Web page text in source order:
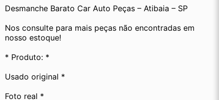
Desmanche Barato Car Auto Peças – Atibaia – SP
Nos consulte para mais peças não encontradas em
nosso estoque!
* Produto: *
Usado original *
Foto real *